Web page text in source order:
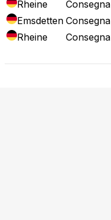
Rheine Consegna
Emsdetten Consegna
Rheine
Consegna